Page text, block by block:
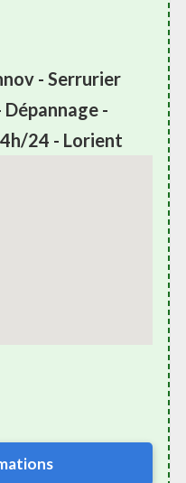
- Serrurier
-
24 - Lorient